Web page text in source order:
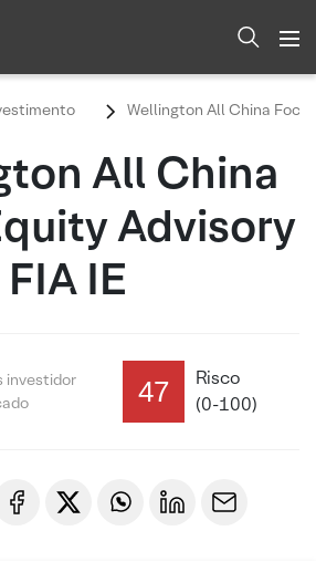
Wellington All China
All China
Advisory
FIA IE
investidor
47
Risco
(0-100)